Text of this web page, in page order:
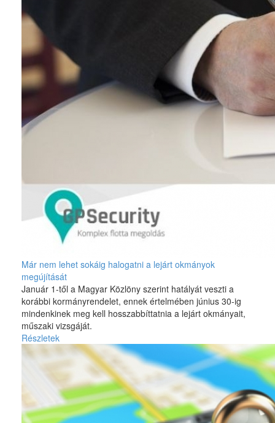
Már nem lehet sokáig halogatni a lejárt okmányok
megújítását
Január 1-től a Magyar Közlöny szerint hatályát veszti a
korábbi kormányrendelet, ennek értelmében június 30-ig
mindenkinek meg kell hosszabbíttatnia a lejárt okmányait,
műszaki vizsgáját.
Részletek